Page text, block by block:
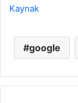
Kaynak
google